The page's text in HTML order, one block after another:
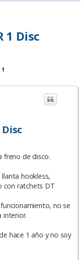
1 Disc
1
freno de disco.
hookless,
con ratchets DT
no se
interior.
hace 1 año y no soy